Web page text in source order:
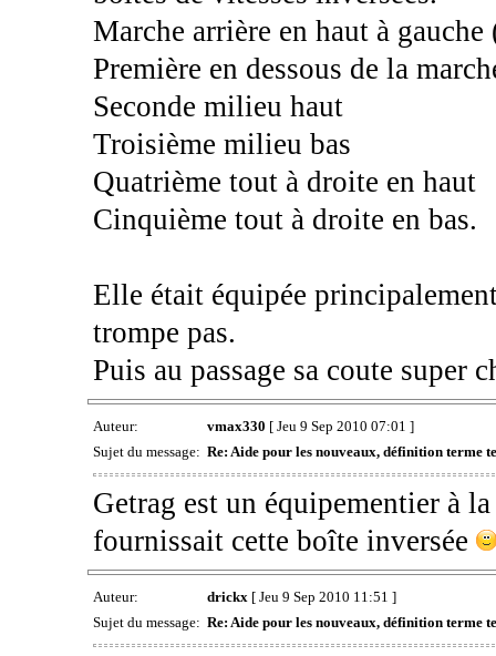
Marche arrière en haut à
Première en dessous de la
Seconde milieu haut
Troisième milieu bas
Quatrième tout à droite en haut
Cinquième tout à droite en bas.
Elle était équipée
trompe pas.
Puis au passage sa coute super
Auteur: vmax330 [ Jeu 9 Sep 2010 07:01 ]
Sujet du message: Re: Aide pour les nouveaux, définition terme
Getrag est un équipementier à
fournissait cette boîte inversée
Auteur: drickx [ Jeu 9 Sep 2010 11:51 ]
Sujet du message: Re: Aide pour les nouveaux, définition terme